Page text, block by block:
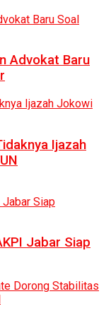
Advokat Baru
Ijazah
Jabar Siap